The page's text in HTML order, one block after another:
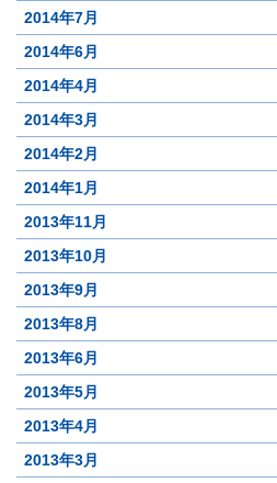
2014年7月
2014年6月
2014年4月
2014年3月
2014年2月
2014年1月
2013年11月
2013年10月
2013年9月
2013年8月
2013年6月
2013年5月
2013年4月
2013年3月